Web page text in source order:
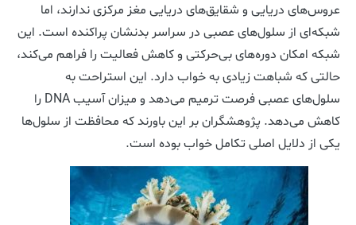
عروس‌های دریایی و شقایق‌های دریایی مغز مرکزی ندارند، اما
شبکه‌ای از سلول‌های عصبی در سراسر بدنشان پراکنده است. این
شبکه امکان دوره‌های بی‌حرکتی و کاهش فعالیت را فراهم می‌کند،
حالتی که شباهت زیادی به خواب دارد. این استراحت به
سلول‌های عصبی فرصت ترمیم می‌دهد و میزان آسیب DNA را
کاهش می‌دهد. پژوهشگران بر این باورند که محافظت از سلول‌ها
یکی از دلایل اصلی تکامل خواب بوده است.